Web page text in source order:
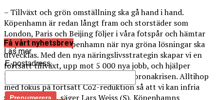
– Tillväxt och grön omställning ska gå hand i hand.
Köpenhamn är redan långt fram och storstäder som
London, Paris och Beijing följer i våra fotspår och hämtar
inspiration från Köpenhamn när nya gröna lösningar ska
utvecklas. Med den nya näringslivsstrategin skapar vi en
fortsatt tillväxt, upp mot 5 000 nya jobb, och hjälper
Köpenhamns näringsliv igång efter coronakrisen. Alltihop
med fokus på fortsatt Co2-reduktion så att vi kan infria
våra klimatmål, säger Lars Weiss (S), Köpenhamns
Läs mer
Få vårt nyhetsbrev
E-postadress